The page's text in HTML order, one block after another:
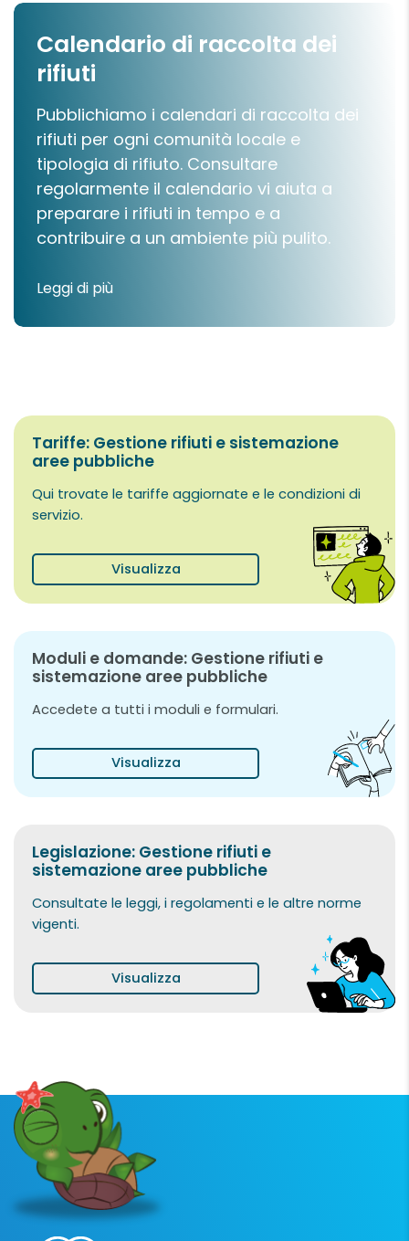
Tariffe: Gestione rifiuti e sistemazione
aree pubbliche
Qui trovate le tariffe aggiornate e le condizioni di
servizio.
Visualizza
Moduli e domande: Gestione rifiuti e
sistemazione aree pubbliche
Accedete a tutti i moduli e formulari.
Visualizza
Legislazione: Gestione rifiuti e
sistemazione aree pubbliche
Consultate le leggi, i regolamenti e le altre norme
vigenti.
Visualizza